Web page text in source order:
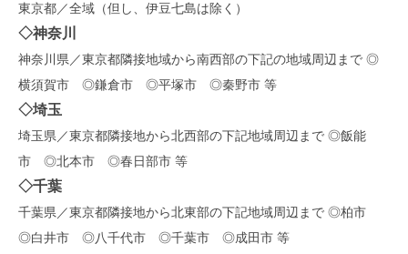
東京都／全域（但し、伊豆七島は除く）
◇神奈川
神奈川県／東京都隣接地域から南西部の下記の地域周辺まで ◎
横須賀市 ◎鎌倉市 ◎平塚市 ◎秦野市 等
◇埼玉
埼玉県／東京都隣接地から北西部の下記地域周辺まで ◎飯能
市 ◎北本市 ◎春日部市 等
◇千葉
千葉県／東京都隣接地から北東部の下記地域周辺まで ◎柏市
◎白井市 ◎八千代市 ◎千葉市 ◎成田市 等